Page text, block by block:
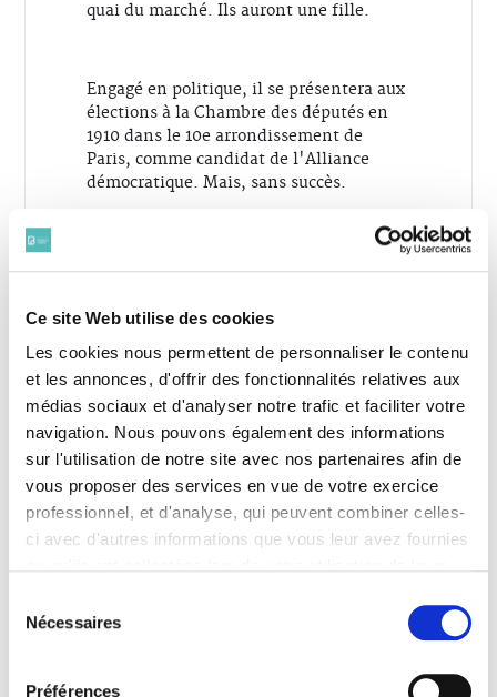
Ce site Web utilise des cookies
Les cookies nous permettent de personnaliser le contenu
et les annonces, d'offrir des fonctionnalités relatives aux
médias sociaux et d'analyser notre trafic et faciliter votre
navigation. Nous pouvons également des informations
sur l'utilisation de notre site avec nos partenaires afin de
vous proposer des services en vue de votre exercice
professionnel, et d'analyse, qui peuvent combiner celles-
ci avec d'autres informations que vous leur avez fournies
continuez à utiliser notre site Web.
Pour en savoir plus sur notre politique de traitement,
Nécessaires
Préférences
quai du marché. Ils auront une fille.
Engagé en politique, il se présentera aux
élections à la Chambre des députés en
1910 dans le 10e arrondissement de
Paris, comme candidat de l'Alliance
démocratique. Mais, sans succès.
Major de la 168ème Brigade d’infanterie.
(Nord) dans une embuscade.
C’est sa nièce qui informera le Bâtonnier
de son décès : « Monsieur le Bâtonnier
ma tante Madame Léon Brau me charge
de la triste mission de vous annoncer la
mort de mon oncle Maître Léon Brau
tombé dans une embuscade le 25 aout à